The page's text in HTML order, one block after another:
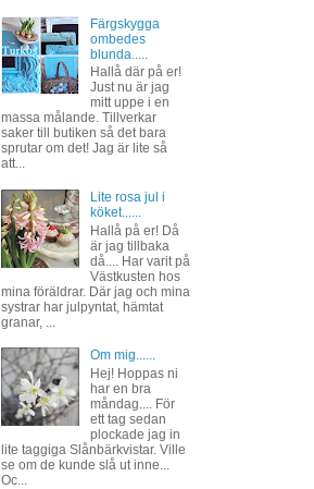
Färgskygga
ombedes
blunda.....
Hallå där på er!
Just nu är jag
mitt uppe i en
massa målande. Tillverkar
saker till butiken så det bara
sprutar om det! Jag är lite så
att...
Lite rosa jul i
köket......
Hallå på er! Då
är jag tillbaka
då.... Har varit på
Västkusten hos
mina föräldrar. Där jag och mina
systrar har julpyntat, hämtat
granar, ...
Om mig......
Hej! Hoppas ni
har en bra
måndag.... För
ett tag sedan
plockade jag in
lite taggiga Slånbärkvistar. Ville
se om de kunde slå ut inne...
Oc...